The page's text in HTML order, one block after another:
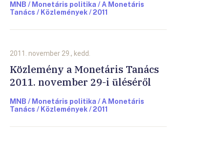
MNB / Monetáris politika / A Monetáris
Tanács / Közlemények / 2011
2011. november 29., kedd.
Közlemény a Monetáris Tanács
2011. november 29-i üléséről
MNB / Monetáris politika / A Monetáris
Tanács / Közlemények / 2011